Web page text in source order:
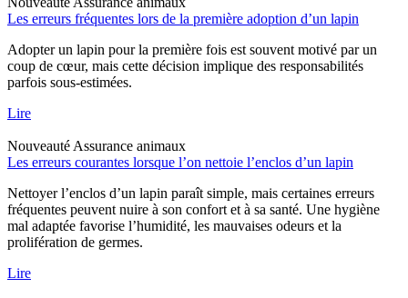
Les erreurs fréquentes lors de la première adoption d’un lapin
Adopter un lapin pour la première fois est souvent motivé par un
coup de cœur, mais cette décision implique des responsabilités
parfois sous-estimées.
Lire
Nouveauté Assurance animaux
Les erreurs courantes lorsque l’on nettoie l’enclos d’un lapin
Nettoyer l’enclos d’un lapin paraît simple, mais certaines erreurs
fréquentes peuvent nuire à son confort et à sa santé. Une hygiène
mal adaptée favorise l’humidité, les mauvaises odeurs et la
prolifération de germes.
Lire